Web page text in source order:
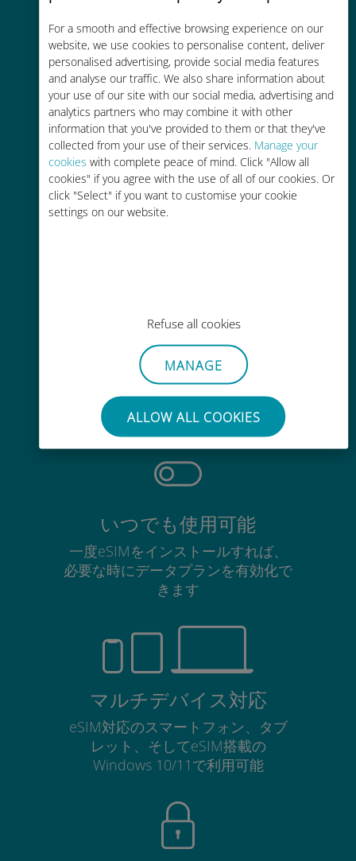
For a smooth and effective browsing experience on our
website, we use cookies to personalise content, deliver
personalised advertising, provide social media features
and analyse our traffic. We also share information about
your use of our site with our social media, advertising and
analytics partners who may combine it with other
information that you've provided to them or that they've
collected from your use of their services. Manage your
cookies with complete peace of mind. Click "Allow all
cookies" if you agree with the use of all of our cookies. Or
click "Select" if you want to customise your cookie
settings on our website.
Refuse all cookies
MANAGE
ALLOW ALL COOKIES
お客様が普段お使いのキャリアでロ
ーミングサービスを使った場合に比
べて最大で90％の節約が可能です。
かんたん追加購入
Wi-Fiやデータ残量がなくても、
手間いらず
使用中のSIMカードを抜き差しする
必要はありません
いつでも使用可能
一度eSIMをインストールすれば、
必要な時にデータプランを有効化で
きます
マルチデバイス対応
eSIM対応のスマートフォン、タブ
レット、そしてeSIM搭載の
Windows 10/11で利用可能